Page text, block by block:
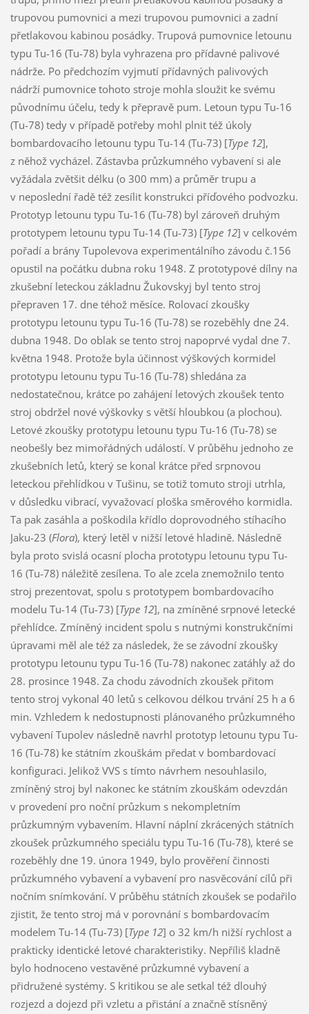
trupovou pumovnici a mezi trupovou pumovnici a zadní
přetlakovou kabinou posádky. Trupová pumovnice letounu
typu Tu-16 (Tu-78) byla vyhrazena pro přídavné palivové
nádrže. Po předchozím vyjmutí přídavných palivových
nádrží pumovnice tohoto stroje mohla sloužit ke svému
původnímu účelu, tedy k přepravě pum. Letoun typu Tu-16
(Tu-78) tedy v případě potřeby mohl plnit též úkoly
bombardovacího letounu typu Tu-14 (Tu-73) [Type 12],
z něhož vycházel. Zástavba průzkumného vybavení si ale
vyžádala zvětšit délku (o 300 mm) a průměr trupu a
v neposlední řadě též zesílit konstrukci příďového podvozku.
Prototyp letounu typu Tu-16 (Tu-78) byl zároveň druhým
prototypem letounu typu Tu-14 (Tu-73) [Type 12] v celkovém
pořadí a brány Tupolevova experimentálního závodu č.156
opustil na počátku dubna roku 1948. Z prototypové dílny na
zkušební leteckou základnu Žukovskyj byl tento stroj
přepraven 17. dne téhož měsíce. Rolovací zkoušky
prototypu letounu typu Tu-16 (Tu-78) se rozeběhly dne 24.
dubna 1948. Do oblak se tento stroj napoprvé vydal dne 7.
května 1948. Protože byla účinnost výškových kormidel
prototypu letounu typu Tu-16 (Tu-78) shledána za
nedostatečnou, krátce po zahájení letových zkoušek tento
stroj obdržel nové výškovky s větší hloubkou (a plochou).
Letové zkoušky prototypu letounu typu Tu-16 (Tu-78) se
neobešly bez mimořádných událostí. V průběhu jednoho ze
zkušebních letů, který se konal krátce před srpnovou
leteckou přehlídkou v Tušinu, se totiž tomuto stroji utrhla,
v důsledku vibrací, vyvažovací ploška směrového kormidla.
Ta pak zasáhla a poškodila křídlo doprovodného stíhacího
Jaku-23 (Flora), který letěl v nižší letové hladině. Následně
byla proto svislá ocasní plocha prototypu letounu typu Tu-
16 (Tu-78) náležitě zesílena. To ale zcela znemožnilo tento
stroj prezentovat, spolu s prototypem bombardovacího
modelu Tu-14 (Tu-73) [Type 12], na zmíněné srpnové letecké
přehlídce. Zmíněný incident spolu s nutnými konstrukčními
úpravami měl ale též za následek, že se závodní zkoušky
prototypu letounu typu Tu-16 (Tu-78) nakonec zatáhly až do
28. prosince 1948. Za chodu závodních zkoušek přitom
tento stroj vykonal 40 letů s celkovou délkou trvání 25 h a 6
min. Vzhledem k nedostupnosti plánovaného průzkumného
vybavení Tupolev následně navrhl prototyp letounu typu Tu-
16 (Tu-78) ke státním zkouškám předat v bombardovací
konfiguraci. Jelikož VVS s tímto návrhem nesouhlasilo,
zmíněný stroj byl nakonec ke státním zkouškám odevzdán
v provedení pro noční průzkum s nekompletním
průzkumným vybavením. Hlavní náplní zkrácených státních
zkoušek průzkumného speciálu typu Tu-16 (Tu-78), které se
rozeběhly dne 19. února 1949, bylo prověření činnosti
průzkumného vybavení a vybavení pro nasvěcování cílů při
nočním snímkování. V průběhu státních zkoušek se podařilo
zjistit, že tento stroj má v porovnání s bombardovacím
modelem Tu-14 (Tu-73) [Type 12] o 32 km/h nižší rychlost a
prakticky identické letové charakteristiky. Nepříliš kladně
bylo hodnoceno vestavěné průzkumné vybavení a
přidružené systémy. S kritikou se ale setkal též dlouhý
rozjezd a dojezd při vzletu a přistání a značně stísněný